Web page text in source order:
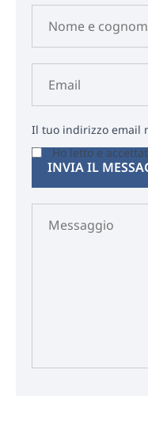
Il tuo indirizzo email
Ho letto e